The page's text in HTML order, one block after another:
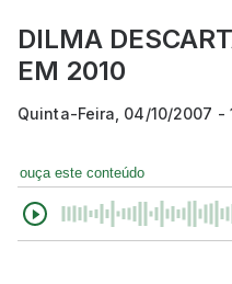
DILMA
EM 2010
Quinta-Feira, 04/10/2007 -
ouça este conteúdo